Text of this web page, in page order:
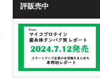
評販売中